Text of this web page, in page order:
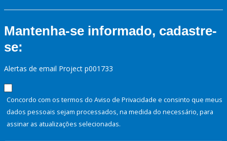
Mantenha-se informado, cadastre-
se:
Alertas de email Project p001733
Concordo com os termos do Aviso de Privacidade e consinto que meus
dados pessoais sejam processados, na medida do necessário, para
assinar as atualizações selecionadas.